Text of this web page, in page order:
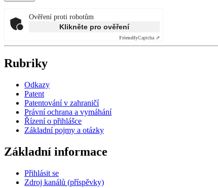
Ověření proti robotům
Klikněte pro ověření
FriendlyCaptcha ⇗
Rubriky
Odkazy
Patent
Patentování v zahraničí
Právní ochrana a vymáhání
Řízení o přihlášce
Základní pojmy a otázky
Základní informace
Přihlásit se
Zdroj kanálů (příspěvky)